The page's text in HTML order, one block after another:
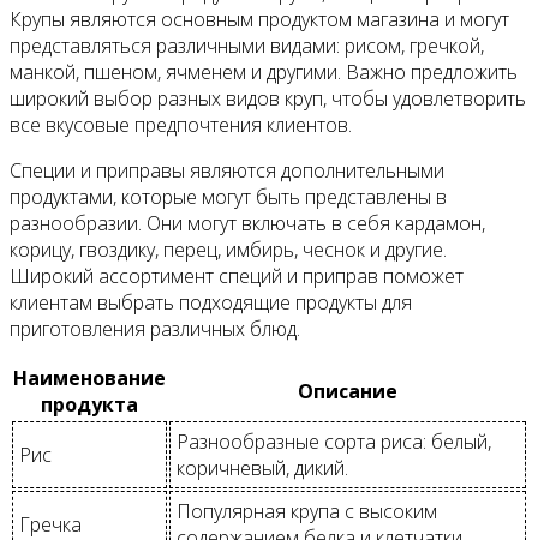
Крупы являются основным продуктом магазина и могут
представляться различными видами: рисом, гречкой,
манкой, пшеном, ячменем и другими. Важно предложить
широкий выбор разных видов круп, чтобы удовлетворить
все вкусовые предпочтения клиентов.
Специи и приправы являются дополнительными
продуктами, которые могут быть представлены в
разнообразии. Они могут включать в себя кардамон,
корицу, гвоздику, перец, имбирь, чеснок и другие.
Широкий ассортимент специй и приправ поможет
клиентам выбрать подходящие продукты для
приготовления различных блюд.
Наименование
продукта
Описание
Рис
Разнообразные сорта риса: белый,
коричневый, дикий.
Гречка
Популярная крупа с высоким